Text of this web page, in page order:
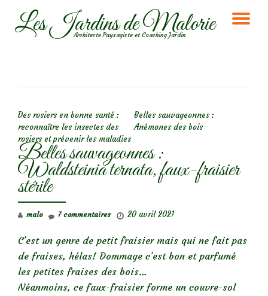
AllerLes Jardins de Malorie
Architecte Paysagiste et Coaching Jardin
Des rosiers en bonne santé :
reconnaître les insectes des
rosiers et prévenir les maladies
Belles sauvageonnes :
Anémones des bois
Belles sauvageonnes :
Waldsteinia ternata, faux-fraisier
stérile
malo 20 avril 2021
7 commentaires
C’est un genre de petit fraisier mais qui ne fait pas
de fraises, hélas! Dommage c’est bon et parfumé
les petites fraises des bois…
Néanmoins, ce faux-fraisier forme un couvre-sol